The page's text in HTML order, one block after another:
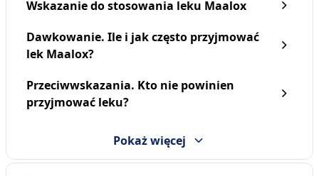
Wskazanie do stosowania leku Maalox
Dawkowanie. Ile i jak często przyjmować
lek Maalox?
Przeciwwskazania. Kto nie powinien
przyjmować leku?
Pokaż więcej